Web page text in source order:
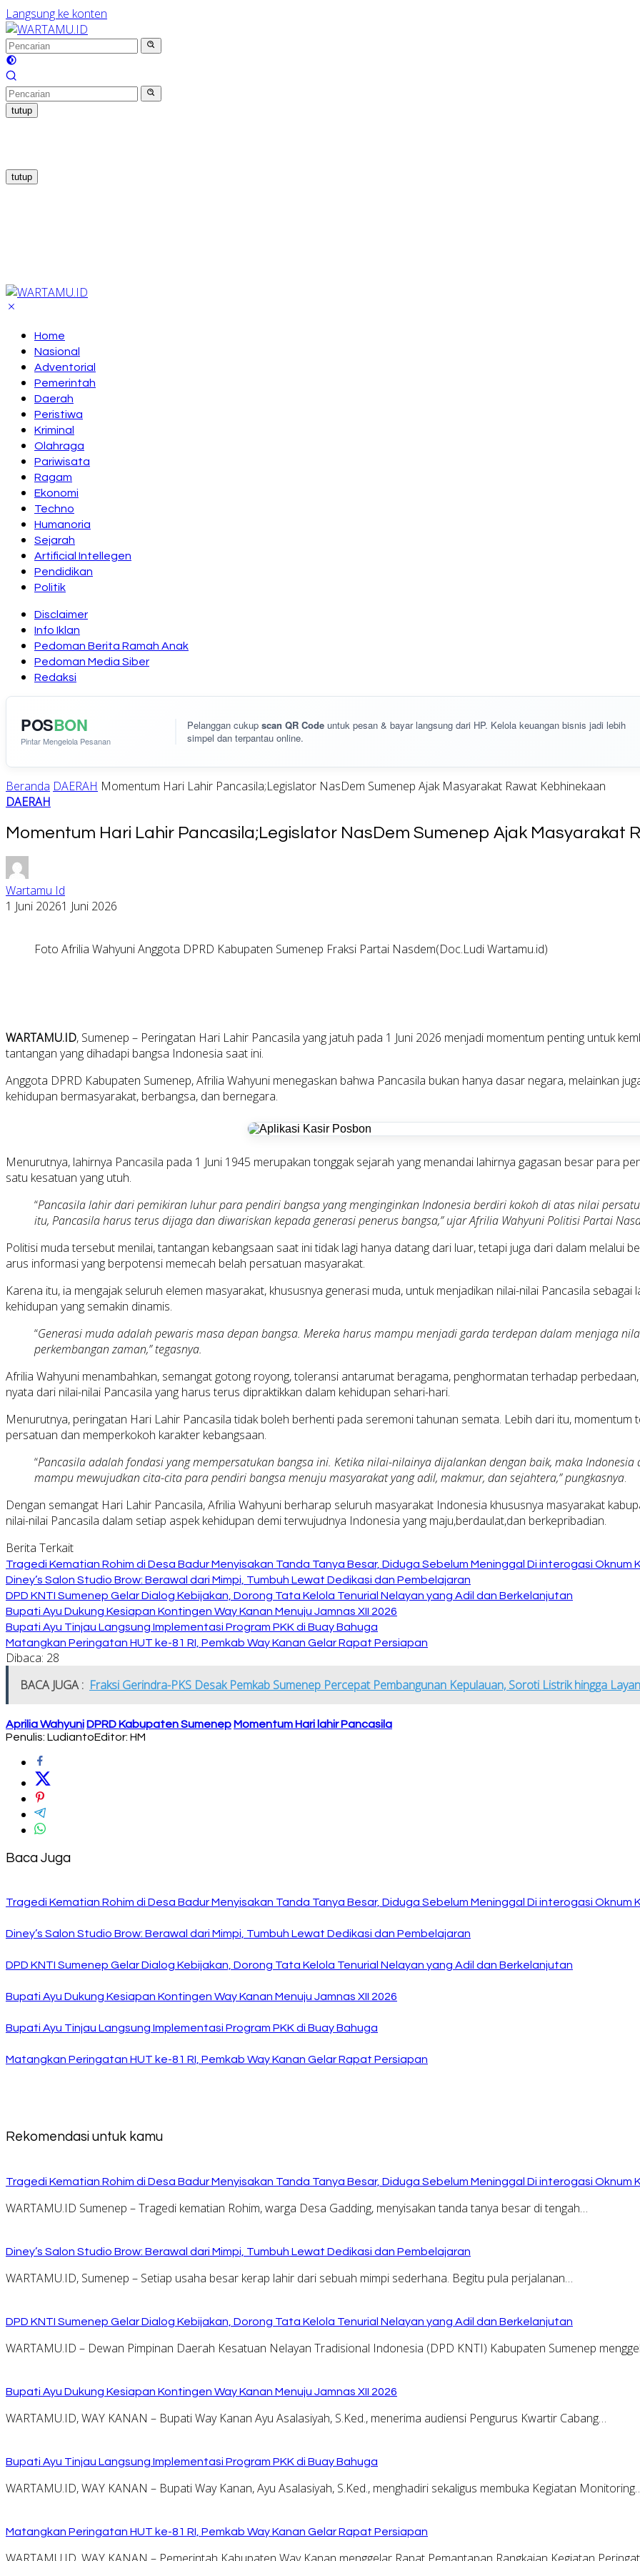
Langsung ke konten
tutup
tutup
Home
Nasional
Adventorial
Pemerintah
Daerah
Peristiwa
Kriminal
Olahraga
Pariwisata
Ragam
Ekonomi
Techno
Humanoria
Sejarah
Artificial Intellegen
Pendidikan
Politik
Disclaimer
Info Iklan
Pedoman Berita Ramah Anak
Pedoman Media Siber
Redaksi
POSBON
Pintar Mengelola Pesanan
Pelanggan cukup scan QR Code untuk pesan & bayar langsung dari HP. Kelola keuangan bisnis jadi lebih
simpel dan terpantau online.
Beranda DAERAH Momentum Hari Lahir Pancasila;Legislator NasDem Sumenep Ajak Masyarakat Rawat Kebhinekaan
DAERAH
Momentum Hari Lahir Pancasila;Legislator NasDem Sumenep Ajak Masyarakat
Wartamu Id
1 Juni 20261 Juni 2026
Foto Afrilia Wahyuni Anggota DPRD Kabupaten Sumenep Fraksi Partai Nasdem(Doc.Ludi Wartamu.id)
WARTAMU.ID, Sumenep – Peringatan Hari Lahir Pancasila yang jatuh pada 1 Juni 2026 menjadi momentum penting untuk
tantangan yang dihadapi bangsa Indonesia saat ini.
Anggota DPRD Kabupaten Sumenep, Afrilia Wahyuni menegaskan bahwa Pancasila bukan hanya dasar negara, melainkan
kehidupan bermasyarakat, berbangsa, dan bernegara.
Menurutnya, lahirnya Pancasila pada 1 Juni 1945 merupakan tonggak sejarah yang menandai lahirnya gagasan besar para
satu kesatuan yang utuh.
“Pancasila lahir dari pemikiran luhur para pendiri bangsa yang menginginkan Indonesia berdiri kokoh di atas nilai
itu, Pancasila harus terus dijaga dan diwariskan kepada generasi penerus bangsa,” ujar Afrilia Wahyuni Politisi Partai
Politisi muda tersebut menilai, tantangan kebangsaan saat ini tidak lagi hanya datang dari luar, tetapi juga dari dalam melalui
arus informasi yang berpotensi memecah belah persatuan masyarakat.
Karena itu, ia mengajak seluruh elemen masyarakat, khususnya generasi muda, untuk menjadikan nilai-nilai Pancasila
kehidupan yang semakin dinamis.
“Generasi muda adalah pewaris masa depan bangsa. Mereka harus mampu menjadi garda terdepan dalam menjaga
perkembangan zaman,” tegasnya.
Afrilia Wahyuni menambahkan, semangat gotong royong, toleransi antarumat beragama, penghormatan terhadap
nyata dari nilai-nilai Pancasila yang harus terus dipraktikkan dalam kehidupan sehari-hari.
Menurutnya, peringatan Hari Lahir Pancasila tidak boleh berhenti pada seremoni tahunan semata. Lebih dari itu,
persatuan dan memperkokoh karakter kebangsaan.
“Pancasila adalah fondasi yang mempersatukan bangsa ini. Ketika nilai-nilainya dijalankan dengan baik, maka
mampu mewujudkan cita-cita para pendiri bangsa menuju masyarakat yang adil, makmur, dan sejahtera,” pungkasnya.
Dengan semangat Hari Lahir Pancasila, Afrilia Wahyuni berharap seluruh masyarakat Indonesia khususnya masyarakat
nilai-nilai Pancasila dalam setiap aspek kehidupan demi terwujudnya Indonesia yang maju,berdaulat,dan berkepribadian.
Berita Terkait
Tragedi Kematian Rohim di Desa Badur Menyisakan Tanda Tanya Besar, Diduga Sebelum Meninggal Di interogasi Oknum
Diney’s Salon Studio Brow: Berawal dari Mimpi, Tumbuh Lewat Dedikasi dan Pembelajaran
DPD KNTI Sumenep Gelar Dialog Kebijakan, Dorong Tata Kelola Tenurial Nelayan yang Adil dan Berkelanjutan
Bupati Ayu Dukung Kesiapan Kontingen Way Kanan Menuju Jamnas XII 2026
Bupati Ayu Tinjau Langsung Implementasi Program PKK di Buay Bahuga
Matangkan Peringatan HUT ke-81 RI, Pemkab Way Kanan Gelar Rapat Persiapan
Dibaca: 28
BACA JUGA : Fraksi Gerindra-PKS Desak Pemkab Sumenep Percepat Pembangunan Kepulauan, Soroti Listrik hingga
Aprilia Wahyuni DPRD Kabupaten Sumenep Momentum Hari lahir Pancasila
Penulis: LudiantoEditor: HM
Baca Juga
Tragedi Kematian Rohim di Desa Badur Menyisakan Tanda Tanya Besar, Diduga Sebelum Meninggal Di interogasi Oknum
Diney’s Salon Studio Brow: Berawal dari Mimpi, Tumbuh Lewat Dedikasi dan Pembelajaran
DPD KNTI Sumenep Gelar Dialog Kebijakan, Dorong Tata Kelola Tenurial Nelayan yang Adil dan Berkelanjutan
Bupati Ayu Dukung Kesiapan Kontingen Way Kanan Menuju Jamnas XII 2026
Bupati Ayu Tinjau Langsung Implementasi Program PKK di Buay Bahuga
Matangkan Peringatan HUT ke-81 RI, Pemkab Way Kanan Gelar Rapat Persiapan
Rekomendasi untuk kamu
Tragedi Kematian Rohim di Desa Badur Menyisakan Tanda Tanya Besar, Diduga Sebelum Meninggal Di interogasi Oknum
WARTAMU.ID Sumenep – Tragedi kematian Rohim, warga Desa Gadding, menyisakan tanda tanya besar di tengah…
Diney’s Salon Studio Brow: Berawal dari Mimpi, Tumbuh Lewat Dedikasi dan Pembelajaran
WARTAMU.ID, Sumenep – Setiap usaha besar kerap lahir dari sebuah mimpi sederhana. Begitu pula perjalanan…
DPD KNTI Sumenep Gelar Dialog Kebijakan, Dorong Tata Kelola Tenurial Nelayan yang Adil dan Berkelanjutan
WARTAMU.ID – Dewan Pimpinan Daerah Kesatuan Nelayan Tradisional Indonesia (DPD KNTI) Kabupaten Sumenep
Bupati Ayu Dukung Kesiapan Kontingen Way Kanan Menuju Jamnas XII 2026
WARTAMU.ID, WAY KANAN – Bupati Way Kanan Ayu Asalasiyah, S.Ked., menerima audiensi Pengurus Kwartir Cabang…
Bupati Ayu Tinjau Langsung Implementasi Program PKK di Buay Bahuga
WARTAMU.ID, WAY KANAN – Bupati Way Kanan, Ayu Asalasiyah, S.Ked., menghadiri sekaligus membuka Kegiatan
Matangkan Peringatan HUT ke-81 RI, Pemkab Way Kanan Gelar Rapat Persiapan